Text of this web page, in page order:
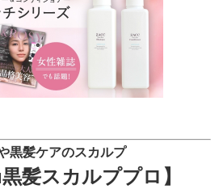
黒髪ケアのスカルプ
髪スカルププロ】